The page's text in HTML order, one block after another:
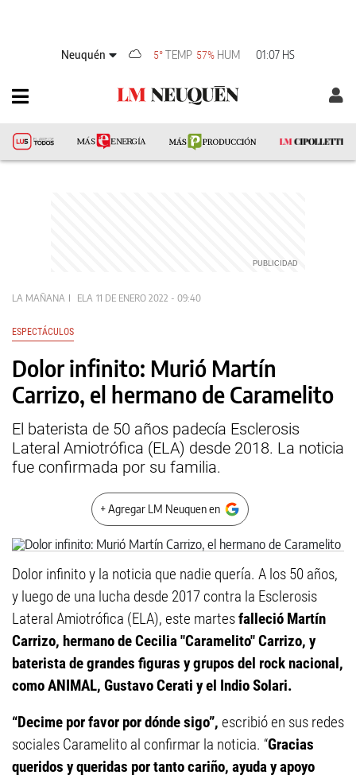
Neuquén 5°TEMP 57% HUM 01:07 HS
LA MAÑANA ELA 11 DE ENERO 2022 - 09:40
ESPECTÁCULOS
Dolor infinito: Murió Martín
Carrizo, el hermano de Caramelito
El baterista de 50 años padecía Esclerosis
Lateral Amiotrófica (ELA) desde 2018. La noticia
fue confirmada por su familia.
+ Agregar LM Neuquen en
Dolor infinito y la noticia que nadie quería. A los 50 años,
y luego de una lucha desde 2017 contra la Esclerosis
Lateral Amiotrófica (ELA), este martesfalleció Martín
Carrizo, hermano de Cecilia "Caramelito" Carrizo, y
baterista de grandes figuras y grupos del rock nacional,
como ANIMAL, Gustavo Cerati y el Indio Solari.
“Decime por favor por dónde sigo”, escribió en sus redes
sociales Caramelito al confirmar la noticia. “Gracias
queridos y queridas por tanto cariño, ayuda y apoyo